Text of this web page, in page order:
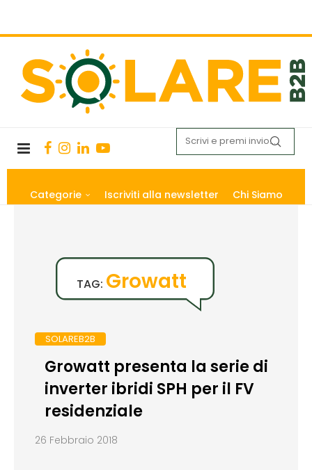
Categorie Iscriviti alla newsletter Chi Siamo
TAG: Growatt
SOLAREB2B
Growatt presenta la serie di
inverter ibridi SPH per il FV
residenziale
26 Febbraio 2018